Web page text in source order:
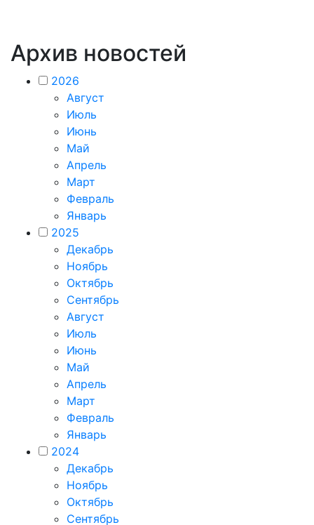
Архив новостей
2026
Август
Июль
Июнь
Май
Апрель
Март
Февраль
Январь
2025
Декабрь
Ноябрь
Октябрь
Сентябрь
Август
Июль
Июнь
Май
Апрель
Март
Февраль
Январь
2024
Декабрь
Ноябрь
Октябрь
Сентябрь